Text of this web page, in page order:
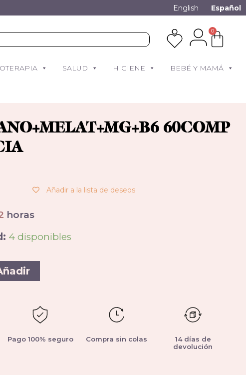
English Español
0
SALUD HIGIENE BEBÉ Y MAMÁ
60COMP
Añadir a la lista de deseos
horas
4 disponibles
Pago 100% seguro Compra sin colas
14 días de
devolución